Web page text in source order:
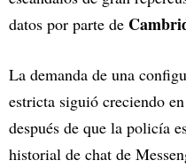
datos por parte de
La demanda de una
estricta siguió creciendo
después de que la policía
historial de chat de